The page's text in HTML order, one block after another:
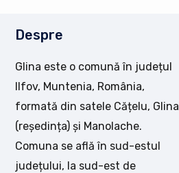
Despre
Glina este o comună în județul
Ilfov, Muntenia, România,
formată din satele Cățelu, Glina
(reședința) și Manolache.
Comuna se află în sud-estul
județului, la sud-est de